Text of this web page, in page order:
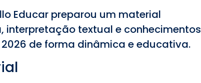
Educar preparou um material
interpretação textual e conhecimentos
de forma dinâmica e educativa.